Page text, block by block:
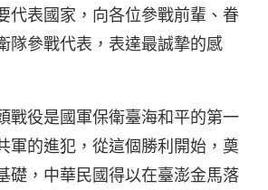
代表國家，向各位參戰前輩、眷
隊參戰代表，表達最誠摯的感
戰役是國軍保衛臺海和平的第一
軍的進犯，從這個勝利開始，奠
礎，中華民國得以在臺澎金馬落